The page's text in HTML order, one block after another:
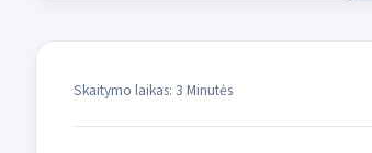
Skaitymo laikas: 3 Minutės